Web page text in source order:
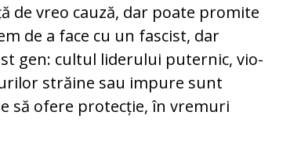
de vreo cauză, dar poate promite
de a face cu un fascist, dar
gen: cultul liderului puternic, vio­
străine sau impure sunt
să ofere protecție, în vremuri